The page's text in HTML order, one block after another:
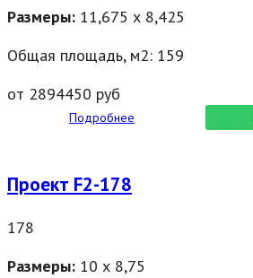
Размеры: 11,675 х 8,425
Общая площадь, м2: 159
от 2894450 руб
Подробнее
Проект F2-178
178
Размеры: 10 х 8,75